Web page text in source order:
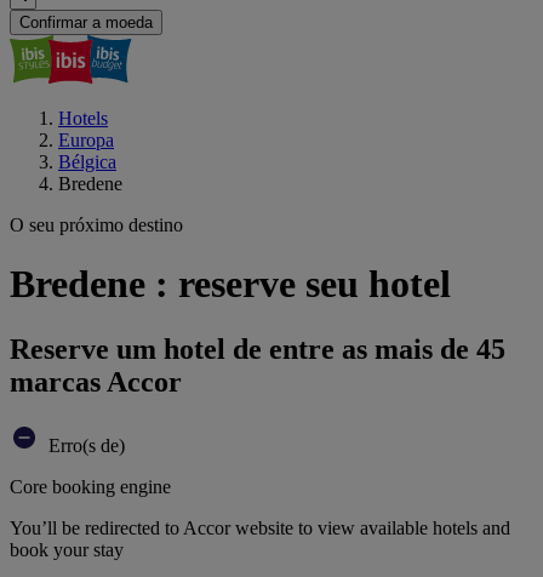
Confirmar a moeda
Hotels
Europa
Bélgica
Bredene
O seu próximo destino
Bredene : reserve seu hotel
Reserve um hotel de entre as mais de 45
marcas Accor
Erro(s de)
Core booking engine
You’ll be redirected to Accor website to view available hotels and
book your stay